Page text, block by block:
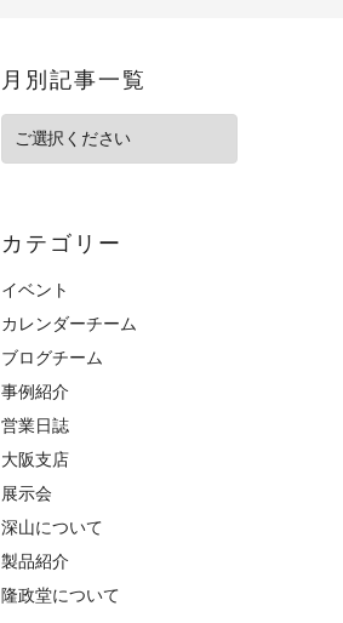
月別記事一覧
カテゴリー
イベント
カレンダーチーム
ブログチーム
事例紹介
営業日誌
大阪支店
展示会
深山について
製品紹介
隆政堂について